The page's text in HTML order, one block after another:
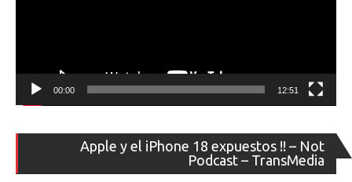
00:00 12:51
Apple y el iPhone 18 expuestos !! – Not
Podcast – TransMedia
de